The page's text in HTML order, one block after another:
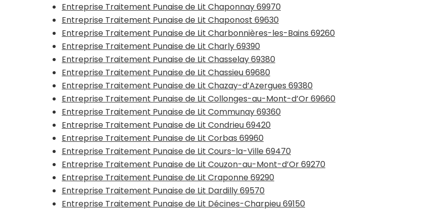
Entreprise Traitement Punaise de Lit Chaponnay 69970
Entreprise Traitement Punaise de Lit Chaponost 69630
Entreprise Traitement Punaise de Lit Charbonnières-les-Bains 69260
Entreprise Traitement Punaise de Lit Charly 69390
Entreprise Traitement Punaise de Lit Chasselay 69380
Entreprise Traitement Punaise de Lit Chassieu 69680
Entreprise Traitement Punaise de Lit Chazay-d’Azergues 69380
Entreprise Traitement Punaise de Lit Collonges-au-Mont-d’Or 69660
Entreprise Traitement Punaise de Lit Communay 69360
Entreprise Traitement Punaise de Lit Condrieu 69420
Entreprise Traitement Punaise de Lit Corbas 69960
Entreprise Traitement Punaise de Lit Cours-la-Ville 69470
Entreprise Traitement Punaise de Lit Couzon-au-Mont-d’Or 69270
Entreprise Traitement Punaise de Lit Craponne 69290
Entreprise Traitement Punaise de Lit Dardilly 69570
Entreprise Traitement Punaise de Lit Décines-Charpieu 69150